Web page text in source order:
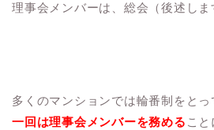
理事会メンバーは、総会（後述しま
多くのマンションでは輪番制をと
一回は理事会メンバーを務める こと